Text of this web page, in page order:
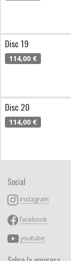
Disc 19
114,00 €
Disc 20
114,00 €
Social
instagram
facebook
youtube